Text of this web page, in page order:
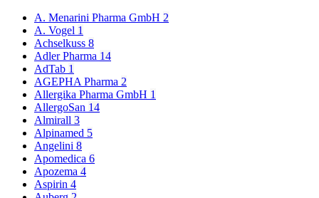
A. Menarini Pharma GmbH 2
A. Vogel 1
Achselkuss 8
Adler Pharma 14
AdTab 1
AGEPHA Pharma 2
Allergika Pharma GmbH 1
AllergoSan 14
Almirall 3
Alpinamed 5
Angelini 8
Apomedica 6
Apozema 4
Aspirin 4